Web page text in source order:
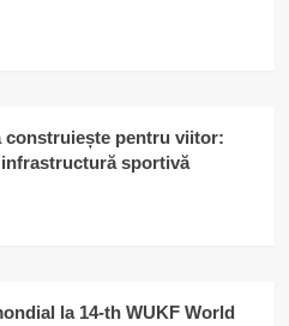
construiește pentru viitor:
sportivă
la 14-th WUKF World